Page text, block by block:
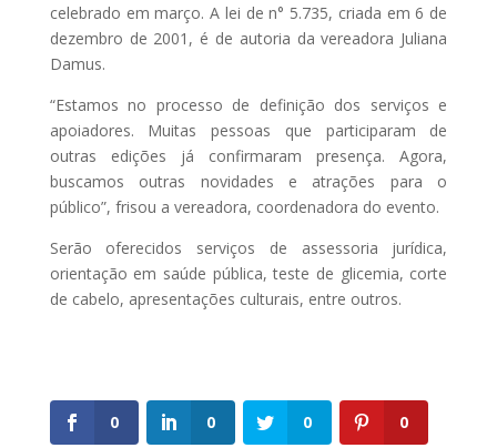
celebrado em março. A lei de n° 5.735, criada em 6 de
dezembro de 2001, é de autoria da vereadora Juliana
Damus.
“Estamos no processo de definição dos serviços e
apoiadores. Muitas pessoas que participaram de
outras edições já confirmaram presença. Agora,
buscamos outras novidades e atrações para o
público”, frisou a vereadora, coordenadora do evento.
Serão oferecidos serviços de assessoria jurídica,
orientação em saúde pública, teste de glicemia, corte
de cabelo, apresentações culturais, entre outros.
0 0 0 0